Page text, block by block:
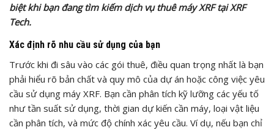
biệt khi bạn đang tìm kiếm dịch vụ thuê máy XRF tại XRF
Tech.
Xác định rõ nhu cầu sử dụng của bạn
Trước khi đi sâu vào các gói thuê, điều quan trọng nhất là bạn
phải hiểu rõ bản chất và quy mô của dự án hoặc công việc yêu
cầu sử dụng máy XRF. Bạn cần phân tích kỹ lưỡng các yếu tố
như tần suất sử dụng, thời gian dự kiến cần máy, loại vật liệu
cần phân tích, và mức độ chính xác yêu cầu. Ví dụ, nếu bạn chỉ